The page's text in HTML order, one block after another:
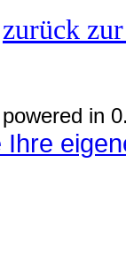
zurück
powered in
Ihre